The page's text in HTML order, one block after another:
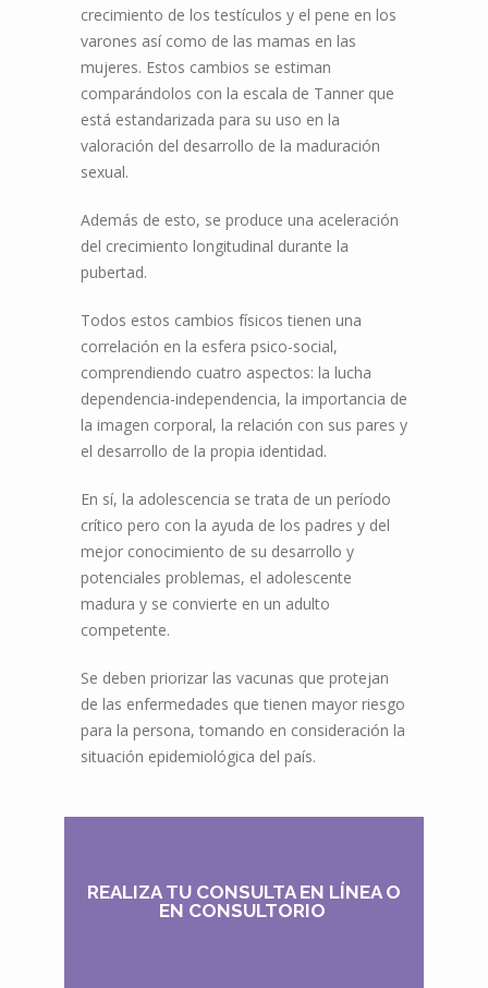
crecimiento de los testículos y el pene en los
varones así como de las mamas en las
mujeres. Estos cambios se estiman
comparándolos con la escala de Tanner que
está estandarizada para su uso en la
valoración del desarrollo de la maduración
sexual.
Además de esto, se produce una aceleración
del crecimiento longitudinal durante la
pubertad.
Todos estos cambios físicos tienen una
correlación en la esfera psico-social,
comprendiendo cuatro aspectos: la lucha
dependencia-independencia, la importancia de
la imagen corporal, la relación con sus pares y
el desarrollo de la propia identidad.
En sí, la adolescencia se trata de un período
crítico pero con la ayuda de los padres y del
mejor conocimiento de su desarrollo y
potenciales problemas, el adolescente
madura y se convierte en un adulto
competente.
Se deben priorizar las vacunas que protejan
de las enfermedades que tienen mayor riesgo
para la persona, tomando en consideración la
situación epidemiológica del país.
REALIZA TU CONSULTA EN LÍNEA O
EN CONSULTORIO